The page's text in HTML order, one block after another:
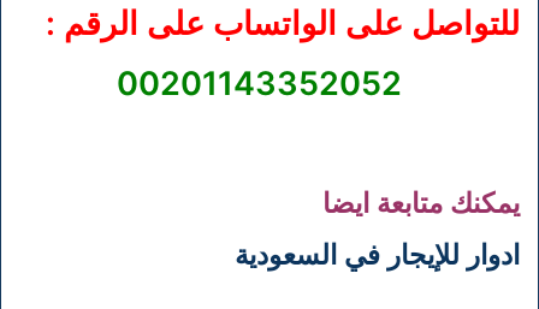
للتواصل على الواتساب على الرقم :
يمكنك متابعة ايضا
ادوار للإيجار في السعودية